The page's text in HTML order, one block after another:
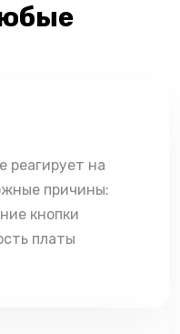
реагирует на
причины:
кнопки
платы